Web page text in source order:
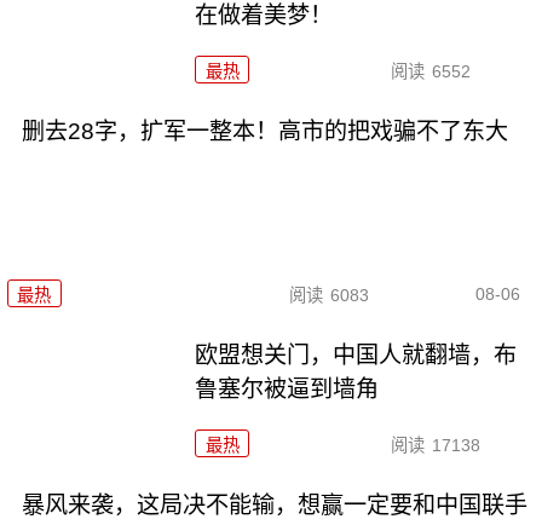
在做着美梦！
最热 阅读 6552
删去28字，扩军一整本！高市的把戏骗不了东大
最热 阅读 6083 08-06
欧盟想关门，中国人就翻墙，布
鲁塞尔被逼到墙角
最热 阅读 17138
暴风来袭，这局决不能输，想赢一定要和中国联手